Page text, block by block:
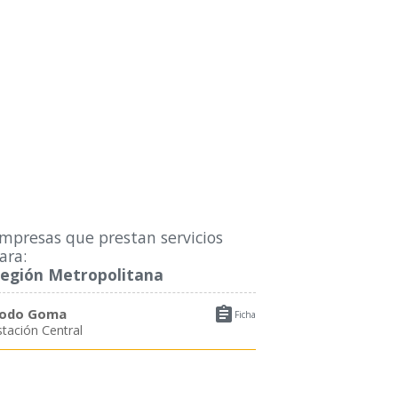
que prestan servicios
Metropolitana
 Ficha
Goma
Central